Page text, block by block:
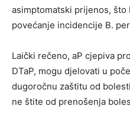
asimptomatski prijenos, što
povećanje incidencije B.
Laički rečeno, aP cjepiva
DTaP, mogu djelovati u
dugoročnu zaštitu od
ne štite od prenošenja